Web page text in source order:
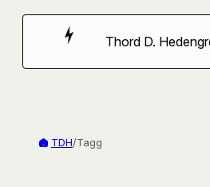
Hoppa
Thord D.
TDH/Tagg